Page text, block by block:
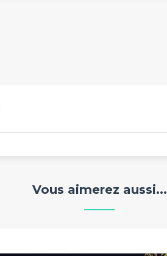
Vous aimerez aussi...